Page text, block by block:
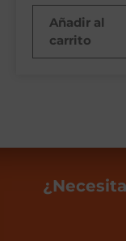
Añadir al
carrito